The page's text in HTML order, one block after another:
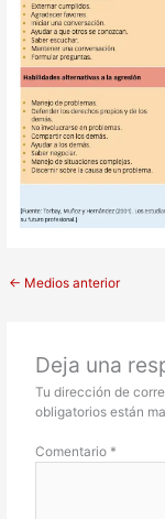
← Medios anterior
Deja una
Tu dirección de
obligatorios están
Comentario *